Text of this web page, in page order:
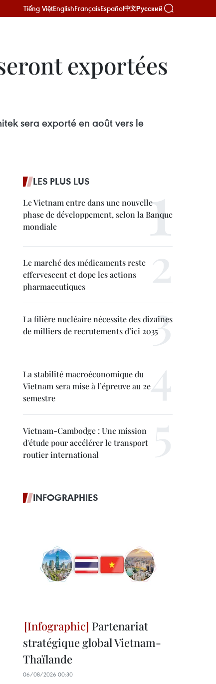
Tiếng ViệtEnglishFrançaisEspañol中文Русский
exportées
sera exporté en août vers le
LES PLUS LUS
Le Vietnam entre dans une nouvelle
phase de développement, selon la Banque
mondiale
Le marché des médicaments reste
effervescent et dope les actions
pharmaceutiques
La filière nucléaire nécessite des dizaines
de milliers de recrutements d’ici 2035
La stabilité macroéconomique du
Vietnam sera mise à l’épreuve au 2e
semestre
Vietnam-Cambodge : Une mission
d'étude pour accélérer le transport
routier international
INFOGRAPHIES
Partenariat
stratégique global Vietnam-
Thaïlande
06/08/2026 00:30